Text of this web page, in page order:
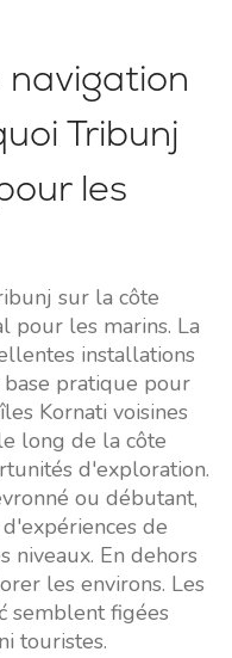
Tribunj
les
sur la côte
pour les marins. La
installations
pratique pour
Kornati voisines
long de la côte
d'exploration.
ou débutant,
de
niveaux. En dehors
les environs. Les
semblent figées
touristes.